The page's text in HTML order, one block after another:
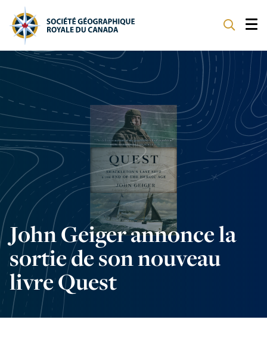
À NOTRE SUJET
PROGRAMMES
SOUTENIR
John Geiger annonce la
sortie de son nouveau
livre Quest